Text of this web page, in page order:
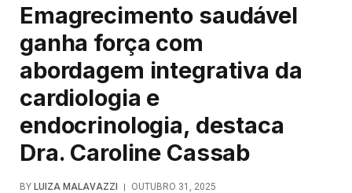
Emagrecimento saudável
ganha força com
abordagem integrativa da
cardiologia e
endocrinologia, destaca
Dra. Caroline Cassab
BY LUIZA MALAVAZZI
OUTUBRO 31, 2025